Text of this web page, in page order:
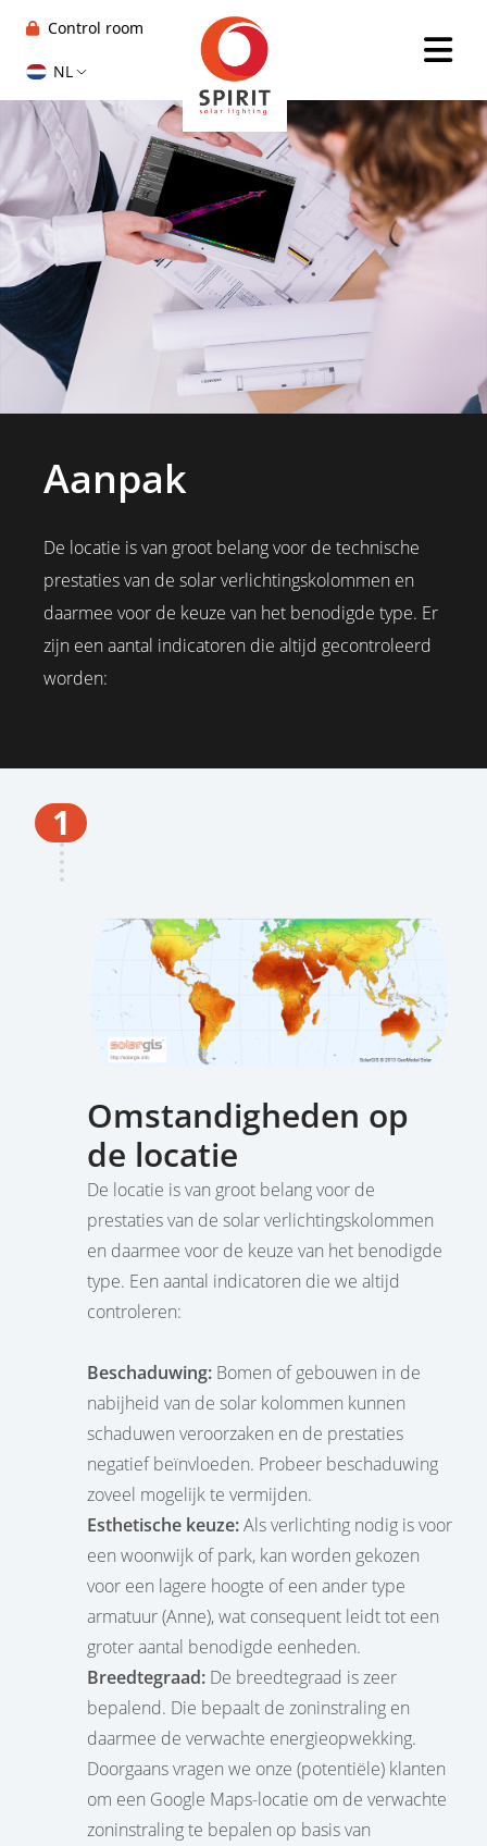
Control room
NL
Aanpak
De locatie is van groot belang voor de technische
prestaties van de solar verlichtingskolommen en
daarmee voor de keuze van het benodigde type. Er
zijn een aantal indicatoren die altijd gecontroleerd
worden:
Omstandigheden op
de locatie
De locatie is van groot belang voor de
prestaties van de solar verlichtingskolommen
en daarmee voor de keuze van het benodigde
type. Een aantal indicatoren die we altijd
controleren:
Beschaduwing: Bomen of gebouwen in de
nabijheid van de solar kolommen kunnen
schaduwen veroorzaken en de prestaties
negatief beïnvloeden. Probeer beschaduwing
zoveel mogelijk te vermijden.
Esthetische keuze:Als verlichting nodig is voor
een woonwijk of park, kan worden gekozen
voor een lagere hoogte of een ander type
armatuur (Anne), wat consequent leidt tot een
groter aantal benodigde eenheden.
Breedtegraad: De breedtegraad is zeer
bepalend. Die bepaalt de zoninstraling en
daarmee de verwachte energieopwekking.
Doorgaans vragen we onze (potentiële) klanten
om een Google Maps-locatie om de verwachte
zoninstraling te bepalen op basis van
1